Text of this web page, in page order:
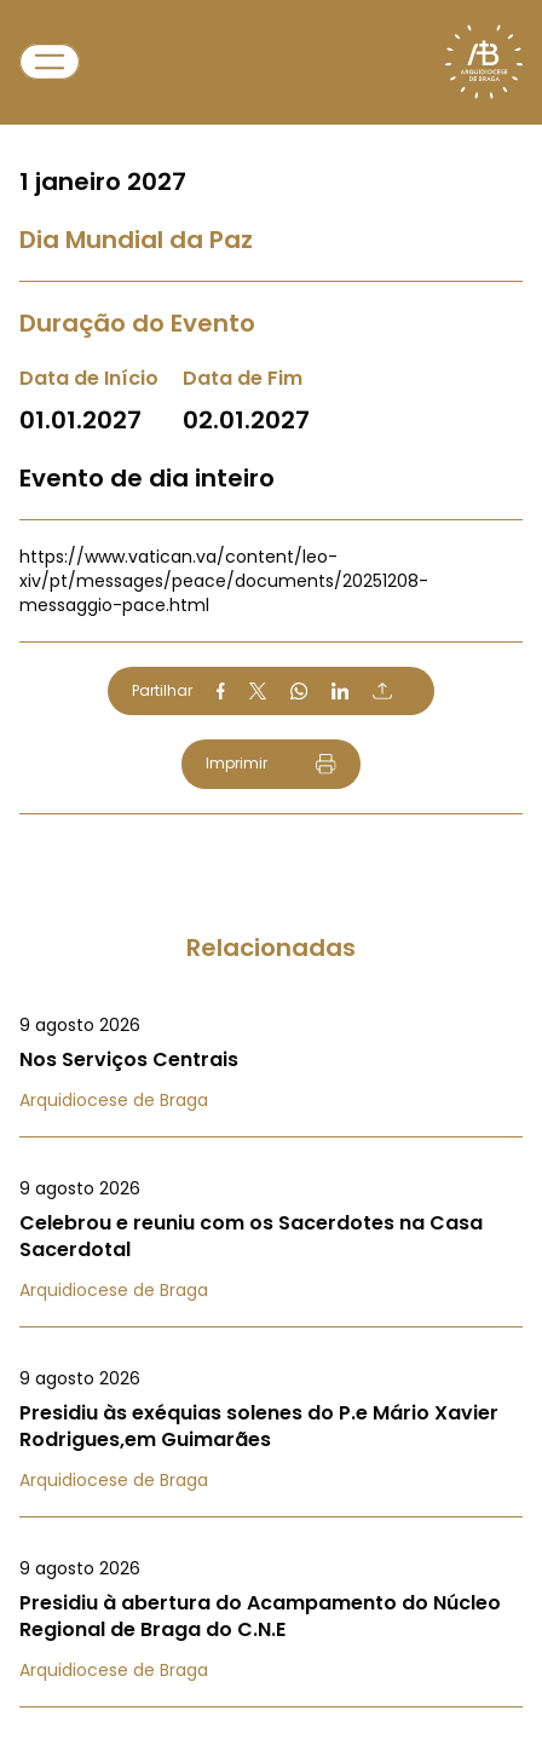
1 janeiro 2027
Dia Mundial da Paz
Duração do Evento
Data de Início
01.01.2027
Data de Fim
02.01.2027
Evento de dia inteiro
https://www.vatican.va/content/leo-
xiv/pt/messages/peace/documents/20251208-
messaggio-pace.html
Partilhar
Imprimir
Relacionadas
9 agosto 2026
Nos Serviços Centrais
Arquidiocese de Braga
9 agosto 2026
Celebrou e reuniu com os Sacerdotes na Casa
Sacerdotal
Arquidiocese de Braga
9 agosto 2026
Presidiu às exéquias solenes do P.e Mário Xavier
Rodrigues,em Guimarães
Arquidiocese de Braga
9 agosto 2026
Presidiu à abertura do Acampamento do Núcleo
Regional de Braga do C.N.E
Arquidiocese de Braga